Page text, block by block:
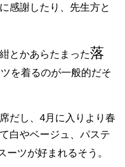
感謝したり、先生方と
とかあらたまった落
を着るのが一般的だそ
だし、4月に入りより春
白やベージュ、パステ
ーツが好まれるそう。